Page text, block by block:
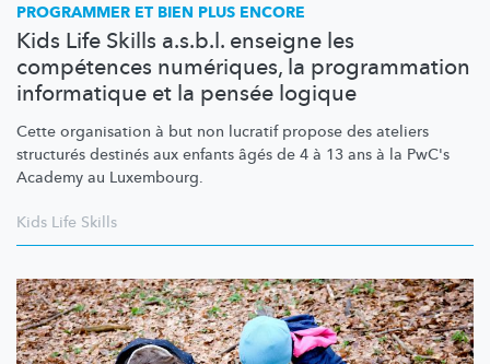
PROGRAMMER ET BIEN PLUS ENCORE
Kids Life Skills a.s.b.l. enseigne les
compétences numériques, la programmation
informatique et la pensée logique
Cette organisation à but non lucratif propose des ateliers
structurés destinés aux enfants âgés de 4 à 13 ans à la PwC's
Academy au Luxembourg.
Kids Life Skills